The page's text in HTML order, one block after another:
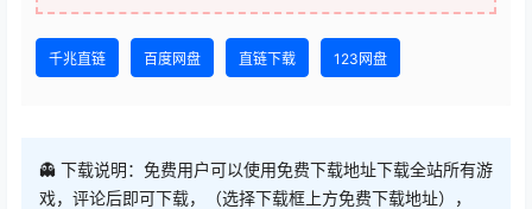
千兆直链 百度网盘 直链下载 123网盘
👻 下载说明：免费用户可以使用免费下载地址下载全站所有游
戏，评论后即可下载，（选择下载框上方免费下载地址），